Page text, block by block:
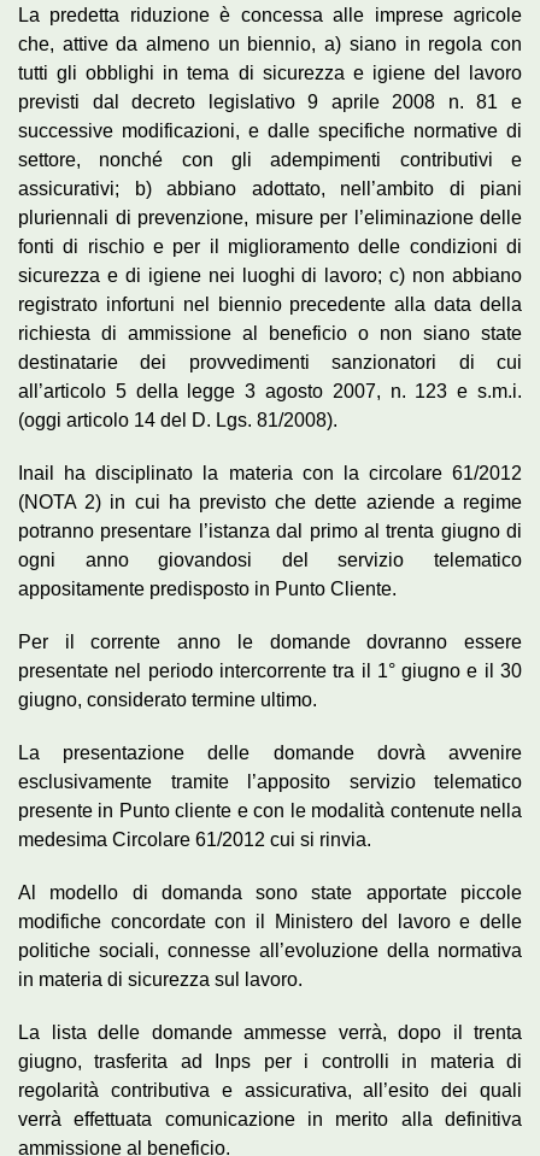
La predetta riduzione è concessa alle imprese agricole
che, attive da almeno un biennio, a) siano in regola con
tutti gli obblighi in tema di sicurezza e igiene del lavoro
previsti dal decreto legislativo 9 aprile 2008 n. 81 e
successive modificazioni, e dalle specifiche normative di
settore, nonché con gli adempimenti contributivi e
assicurativi; b) abbiano adottato, nell’ambito di piani
pluriennali di prevenzione, misure per l’eliminazione delle
fonti di rischio e per il miglioramento delle condizioni di
sicurezza e di igiene nei luoghi di lavoro; c) non abbiano
registrato infortuni nel biennio precedente alla data della
richiesta di ammissione al beneficio o non siano state
destinatarie dei provvedimenti sanzionatori di cui
all’articolo 5 della legge 3 agosto 2007, n. 123 e s.m.i.
(oggi articolo 14 del D. Lgs. 81/2008).
Inail ha disciplinato la materia con la circolare 61/2012
(NOTA 2) in cui ha previsto che dette aziende a regime
potranno presentare l’istanza dal primo al trenta giugno di
ogni anno giovandosi del servizio telematico
appositamente predisposto in Punto Cliente.
Per il corrente anno le domande dovranno essere
presentate nel periodo intercorrente tra il 1° giugno e il 30
giugno, considerato termine ultimo.
La presentazione delle domande dovrà avvenire
esclusivamente tramite l’apposito servizio telematico
presente in Punto cliente e con le modalità contenute nella
medesima Circolare 61/2012 cui si rinvia.
Al modello di domanda sono state apportate piccole
modifiche concordate con il Ministero del lavoro e delle
politiche sociali, connesse all’evoluzione della normativa
in materia di sicurezza sul lavoro.
La lista delle domande ammesse verrà, dopo il trenta
giugno, trasferita ad Inps per i controlli in materia di
regolarità contributiva e assicurativa, all’esito dei quali
verrà effettuata comunicazione in merito alla definitiva
ammissione al beneficio.